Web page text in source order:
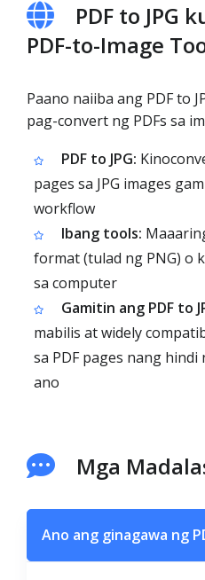
PDF to JPG
PDF-to-Image
Paano naiiba ang PDF to
pag-convert ng PDFs sa
PDF to JPG:
pages sa JPG images
workflow
Ibang tools:
format (tulad ng PNG) o
sa computer
Gamitin ang PDF to
mabilis at widely
sa PDF pages nang
ano
Mga
Ano ang ginagawa ng